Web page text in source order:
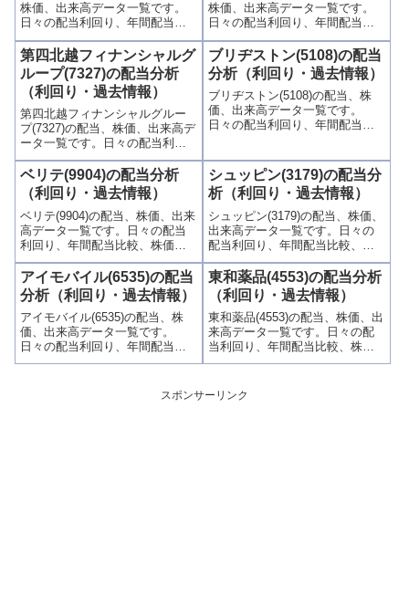
株価、出来高データ一覧です。
日々の配当利回り、年間配当比
較、株価や出来高との関連、高
額配当目的の買い時チャンスな
ど、表とグラフでわかりやすく
掲載、配当利回りランキングも
参考に！
株価、出来高データ一覧です。
日々の配当利回り、年間配当比
較、株価や出来高との関連、高
額配当目的の買い時チャンスな
ど、表とグラフでわかりやすく
掲載、配当利回りランキングも
参考に！
第四北越フィナンシャルグ
ループ(7327)の配当分析
（利回り・過去情報）
第四北越フィナンシャルグルー
プ(7327)の配当、株価、出来高デ
ータ一覧です。日々の配当利回
り、年間配当比較、株価や出来
高との関連、高額配当目的の買
い時チャンスなど、表とグラフ
でわかりやすく掲載、配当利回
りランキングも参考に！
ブリヂストン(5108)の配当
分析（利回り・過去情報）
ブリヂストン(5108)の配当、株
価、出来高データ一覧です。
日々の配当利回り、年間配当比
ど、表とグラフでわかりやすく
掲載、配当利回りランキングも
参考に！
ベリテ(9904)の配当分析
（利回り・過去情報）
ベリテ(9904)の配当、株価、出来
高データ一覧です。日々の配当
利回り、年間配当比較、株価や
出来高との関連、高額配当目的
の買い時チャンスなど、表とグ
ラフでわかりやすく掲載、配当
利回りランキングも参考に！
シュッピン(3179)の配当分
析（利回り・過去情報）
シュッピン(3179)の配当、株価、
出来高データ一覧です。日々の
配当利回り、年間配当比較、株
価や出来高との関連、高額配当
目的の買い時チャンスなど、表
とグラフでわかりやすく掲載、
配当利回りランキングも参考
に！
アイモバイル(6535)の配当
分析（利回り・過去情報）
アイモバイル(6535)の配当、株
価、出来高データ一覧です。
日々の配当利回り、年間配当比
較、株価や出来高との関連、高
ど、表とグラフでわかりやすく
掲載、配当利回りランキングも
東和薬品(4553)の配当分析
（利回り・過去情報）
東和薬品(4553)の配当、株価、出
来高データ一覧です。日々の配
当利回り、年間配当比較、株価
や出来高との関連、高額配当目
グラフでわかりやすく掲載、配
当利回りランキングも参考に！
スポンサーリンク